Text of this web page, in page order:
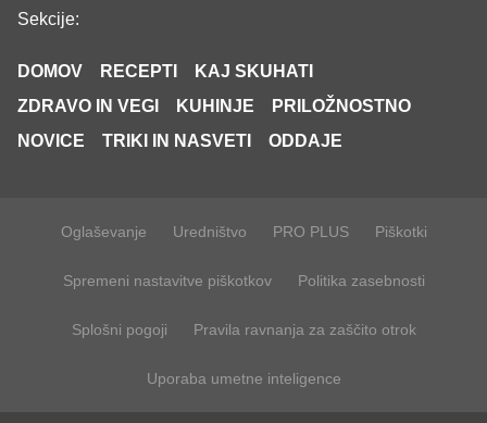
Sekcije:
DOMOV RECEPTI
KAJ SKUHATI
ZDRAVO IN VEGI
KUHINJE
PRILOŽNOSTNO
NOVICE
TRIKI IN NASVETI ODDAJE
Oglaševanje Uredništvo PRO PLUS Piškotki
Spremeni nastavitve piškotkov Politika zasebnosti
Splošni pogoji Pravila ravnanja za zaščito otrok
Uporaba umetne inteligence